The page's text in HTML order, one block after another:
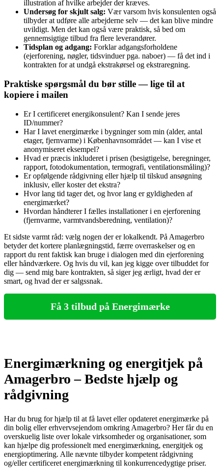
illustration af hvilke arbejder der kræves.
Undersøg for skjult salg: Vær varsom hvis konsulenten også
tilbyder at udføre alle arbejderne selv — det kan blive mindre
uvildigt. Men det kan også være praktisk, så bed om
gennemsigtige tilbud fra flere leverandører.
Tidsplan og adgang: Forklar adgangsforholdene
(ejerforening, nøgler, tidsvinduer pga. naboer) — få det ind i
kontrakten for at undgå ekstrakørsel og ekstraregning.
Praktiske spørgsmål du bør stille — lige til at
kopiere i mailen
Er I certificeret energikonsulent? Kan I sende jeres
ID/nummer?
Har I lavet energimærke i bygninger som min (alder, antal
etager, fjernvarme) i Københavnsområdet — kan I vise et
anonymiseret eksempel?
Hvad er præcis inkluderet i prisen (besigtigelse, beregninger,
rapport, fotodokumentation, termografi, ventilationsmåling)?
Er opfølgende rådgivning eller hjælp til tilskud ansøgning
inklusiv, eller koster det ekstra?
Hvor lang tid tager det, og hvor lang er gyldigheden af
energimærket?
Hvordan håndterer I fælles installationer i en ejerforening
(fjernvarme, varmtvandsberedning, ventilation)?
Et sidste varmt råd: vælg nogen der er lokalkendt. På Amagerbro
betyder det kortere planlægningstid, færre overraskelser og en
rapport du rent faktisk kan bruge i dialogen med din ejerforening
eller håndværkere. Og hvis du vil, kan jeg kigge over tilbuddet for
dig — send mig bare kontrakten, så siger jeg ærligt, hvad der er
smart, og hvad der er salgssnak.
Få 3 tilbud på Energimærke
Energimærkning og energitjek på
Amagerbro – Bedste hjælp og
rådgivning
Har du brug for hjælp til at få lavet eller opdateret energimærke på
din bolig eller erhvervsejendom omkring Amagerbro? Her får du en
overskuelig liste over lokale virksomheder og organisationer, som
kan hjælpe dig professionelt med energimærkning, energitjek og
energioptimering. Alle nævnte tilbyder kompetent rådgivning
og/eller certificeret energimærkning til konkurrencedygtige priser.